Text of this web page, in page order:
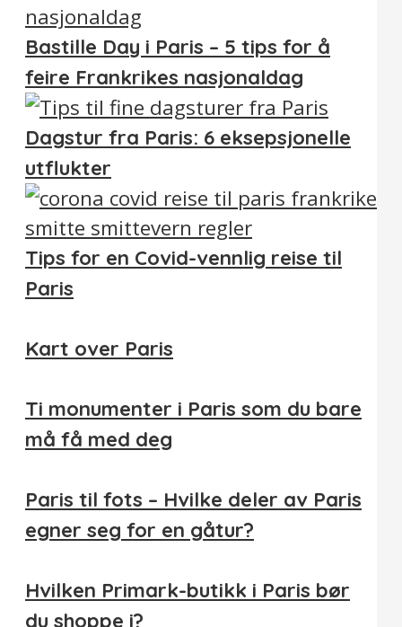
Bastille Day i Paris – 5 tips for å
feire Frankrikes nasjonaldag
Dagstur fra Paris: 6 eksepsjonelle
utflukter
Tips for en Covid-vennlig reise til
Paris
Kart over Paris
Ti monumenter i Paris som du bare
må få med deg
Paris til fots – Hvilke deler av Paris
egner seg for en gåtur?
Hvilken Primark-butikk i Paris bør
du shoppe i?